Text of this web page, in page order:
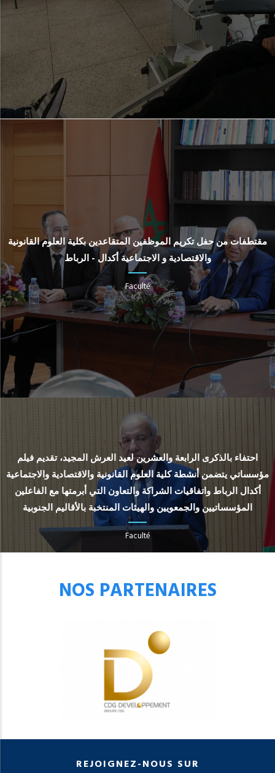
مقتطفات من حفل تكريم الموظفين المتقاعدين بكلية العلوم القانونية
والاقتصادية و الاجتماعية أكدال - الرباط
Faculté
احتفاء بالذكرى الرابعة والعشرين لعيد العرش المجيد، تقديم فيلم
مؤسساتي يتضمن أنشطة كلية العلوم القانونية والاقتصادية والاجتماعية
أكدال الرباط واتفاقيات الشراكة والتعاون التي أبرمتها مع الفاعلين
المؤسساتيين والجمعويين والهيئات المنتخبة بالأقاليم الجنوبية
Faculté
NOS PARTENAIRES
REJOIGNEZ-NOUS SUR